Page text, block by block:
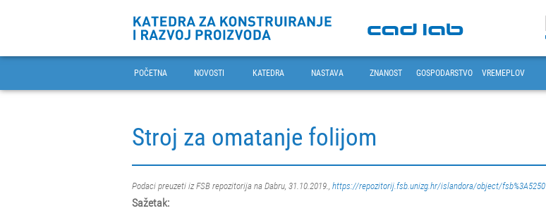
POČETNA NOVOSTI KATEDRA NASTAVA ZNANOST GOSPODARSTVO VREMEPLOV
Stroj za omatanje folijom
Podaci preuzeti iz FSB repozitorija na Dabru, 31.10.2019., https://repozitorij.fsb.unizg.hr/islandora/object/fsb%3A5250
Sažetak: